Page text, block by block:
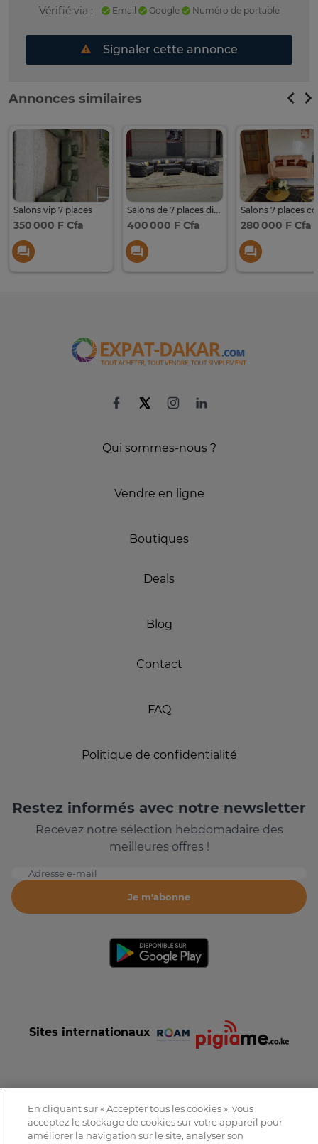
Vérifié via : Email Google Numéro de portable
Signaler cette annonce
Annonces similaires
Salons vip 7 places
350 000 F Cfa
Salons de 7 places disponibles sur commande
400 000 F Cfa 280 000 F Cfa
Qui sommes-nous ?
Vendre en ligne
Boutiques
Deals
Blog
Contact
FAQ
Politique de confidentialité
Restez informés avec notre newsletter
Recevez notre sélection hebdomadaire des
meilleures offres !
Adresse e-mail
Je m'abonne
Sites internationaux
Conditions et Charte d'utilisation
Politique de confidentialité
Tous droits réservés © 2016-2026 Expat-Dakar
En cliquant sur « Accepter tous les cookies », vous
acceptez le stockage de cookies sur votre appareil pour
améliorer la navigation sur le site, analyser son